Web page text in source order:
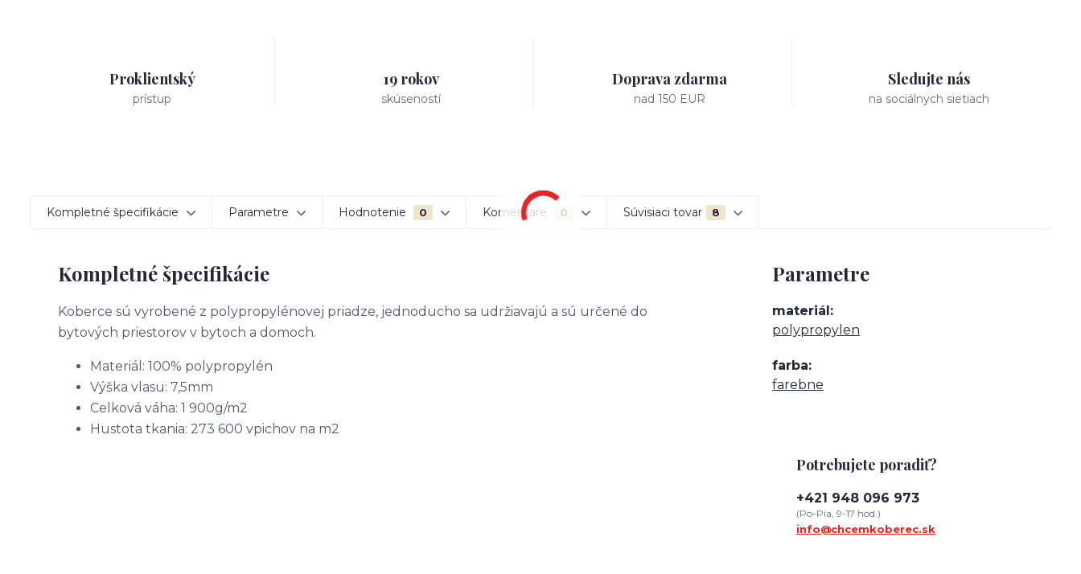
Proklientský
prístup
19 rokov
skúseností
Doprava zdarma
nad 150 EUR
Sledujte nás
na sociálnych sietiach
Kompletné špecifikácie Parametre Hodnotenie 0 Komentáre 0 Súvisiaci tovar 8
Kompletné špecifikácie
Koberce sú vyrobené z polypropylénovej priadze, jednoducho sa udržiavajú a sú určené do
bytových priestorov v bytoch a domoch.
Materiál: 100% polypropylén
Výška vlasu: 7,5mm
Celková váha: 1 900g/m2
Hustota tkania: 273 600 vpichov na m2
Parametre
materiál
polypropylen
farba
farebne
Potrebujete poradiť?
+421 948 096 973
(Po-Pia, 9-17 hod.)
info@chcemkoberec.sk